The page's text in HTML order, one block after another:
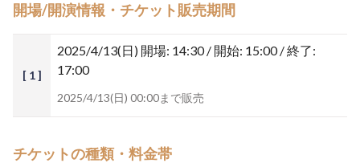
開場/開演情報・チケット販売期間
[ 1 ]
2025/4/13(日) 開場: 14:30 / 開始: 15:00 / 終了:
17:00
2025/4/13(日) 00:00まで販売
チケットの種類・料金帯